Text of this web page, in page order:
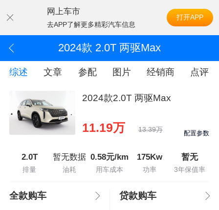
网上车市
去APP了解更多精彩汽车信息
打开APP
2024款 2.0T 两驱Max
综述 文章 参配 图片 经销商 点评
2024款2.0T 两驱Max
11.19万 13.39万 配置参数
2.0T
排量
暂无数据
油耗
0.58元/km
用车成本
175Kw
功率
暂无
3年保值率
全款购车 贷款购车